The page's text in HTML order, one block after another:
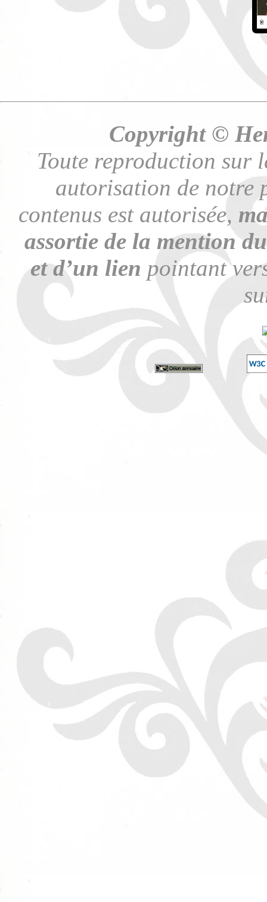
Copyright ©
Toute reproduction sur
autorisation de notre
contenus est autorisée,
assortie de la mention
et d’un lien pointant